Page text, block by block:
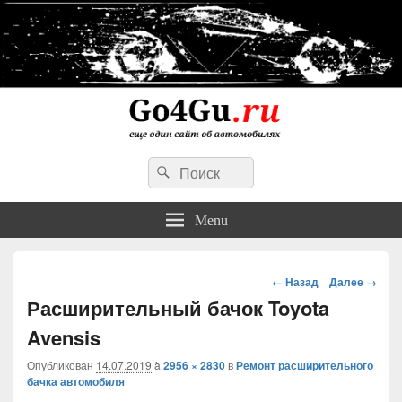
Go4Gu.ru сайт об автомобилях
личный опыт недорогого, простого и надежного ремонта авто
Search
for:
Search
Menu
Навигация
← Назад Далее →
Расширительный бачок Toyota
Avensis
Опубликован 14.07.2019 à 2956 × 2830вРемонт расширительного
бачка автомобиля